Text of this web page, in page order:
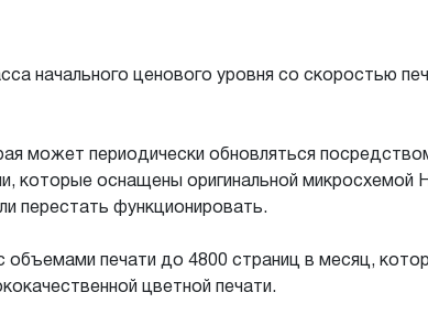
начального ценового уровня со скоростью
может периодически обновляться
которые оснащены оригинальной микросхемой
перестать функционировать.
объемами печати до 4800 страниц в месяц,
цветной печати.